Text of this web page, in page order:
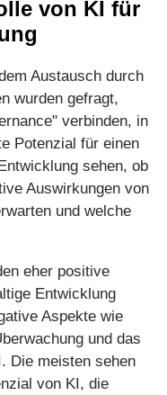
von KI für
Austausch durch
wurden gefragt,
verbinden, in
Potenzial für einen
sehen, ob
Auswirkungen von
und welche
eher positive
Entwicklung
Aspekte wie
und das
Die meisten sehen
von KI, die